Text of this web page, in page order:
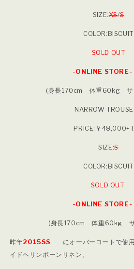
SIZE:XS/S
COLOR:BISCUIT
SOLD OUT
-ONLINE STORE-
(身長170cm 体重60kg サ
NARROW
PRICE:￥
SIZE:S
COLOR:BISCUIT
SOLD OUT
-ONLINE STORE-
(身長170cm 体重60kg サ
昨年2015SS
にオーバーコートで使
イドヘリンボーンリネン。